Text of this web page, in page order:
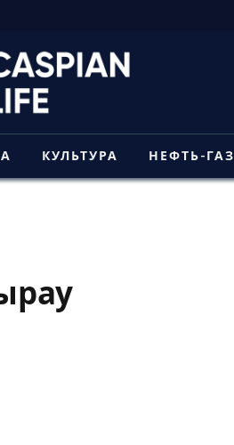
КУЛЬТУРА НЕФТЬ-ГАЗ